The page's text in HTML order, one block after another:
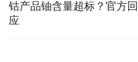
钴产品铀含量超标？官方回
应